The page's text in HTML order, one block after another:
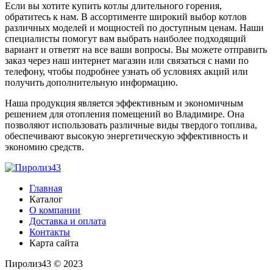
Если вы хотите купить котлы длительного горения,
обратитесь к нам. В ассортименте широкий выбор котлов
различных моделей и мощностей по доступным ценам. Наши
специалисты помогут вам выбрать наиболее подходящий
вариант и ответят на все ваши вопросы. Вы можете отправить
заказ через наш интернет магазин или связаться с нами по
телефону, чтобы подробнее узнать об условиях акций или
получить дополнительную информацию.
Наша продукция является эффективным и экономичным
решением для отопления помещений во Владимире. Она
позволяют использовать различные виды твердого топлива,
обеспечивают высокую энергетическую эффективность и
экономию средств.
Главная
Каталог
О компании
Доставка и оплата
Контакты
Карта сайта
Пиролиз43 © 2023